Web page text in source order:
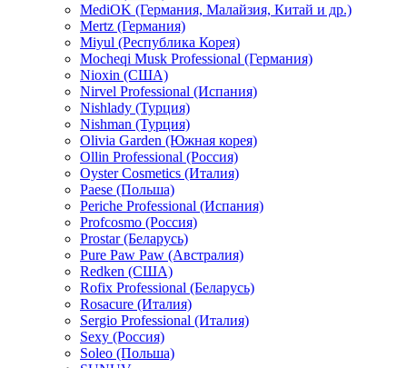
MediOK (Германия, Малайзия, Китай и др.)
Mertz (Германия)
Miyul (Республика Корея)
Mocheqi Musk Professional (Германия)
Nioxin (США)
Nirvel Professional (Испания)
Nishlady (Турция)
Nishman (Турция)
Olivia Garden (Южная корея)
Ollin Professional (Россия)
Oyster Cosmetics (Италия)
Paese (Польша)
Periche Professional (Испания)
Profcosmo (Россия)
Prostar (Беларусь)
Pure Paw Paw (Австралия)
Redken (США)
Rofix Professional (Беларусь)
Rosacure (Италия)
Sergio Professional (Италия)
Sexy (Россия)
Soleo (Польша)